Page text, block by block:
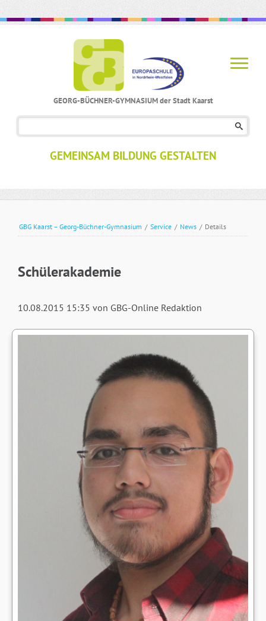
GEORG-BÜCHNER-GYMNASIUM der Stadt Kaarst
GEMEINSAM BILDUNG GESTALTEN
GBG Kaarst – Georg-Büchner-Gymnasium / Service / News / Details
Schülerakademie
10.08.2015 15:35 von GBG-Online Redaktion